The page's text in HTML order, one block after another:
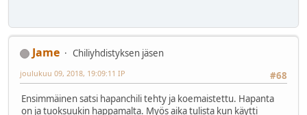
Jame
Chiliyhdistyksen jäsen
#68
joulukuu 09, 2018, 19:09:11 IP
Ensimmäinen satsi hapanchili tehty ja koemaistettu. Hapanta
on ja tuoksuukin happamalta. Myös aika tulista kun käytti